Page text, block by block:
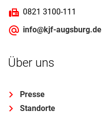
0821 3100-111
info@kjf-augsburg.de
Über uns
Presse
Standorte